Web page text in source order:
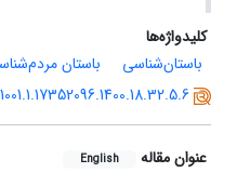
کلیدواژه‌ها
باستان‌شناسی
باستان
عنوان مقاله English